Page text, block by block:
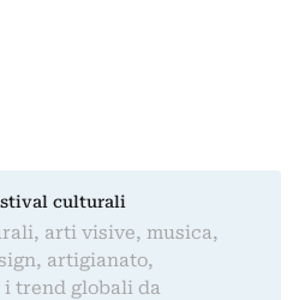
culturali
arti visive, musica,
artigianato,
trend globali da